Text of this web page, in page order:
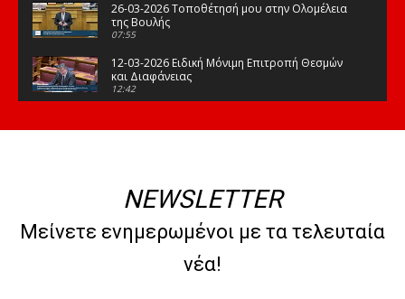
26-03-2026 Τοποθέτησή μου στην Ολομέλεια
της Βουλής
07:55
12-03-2026 Ειδική Μόνιμη Επιτροπή Θεσμών
και Διαφάνειας
12:42
της Βουλής
08:47
10-02-2026 Διαρκής Επιτροπή Μορφωτικών
Υποθέσεων
NEWSLETTER
Μείνετε ενημερωμένοι με τα τελευταία
νέα!